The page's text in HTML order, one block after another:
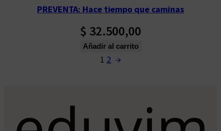
PREVENTA: Hace tiempo que caminas
$ 32.500,00
Añadir al carrito
1 2 →